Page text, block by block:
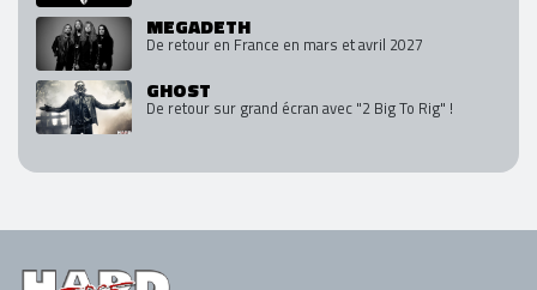
MEGADETH
De retour en France en mars et avril 2027
GHOST
De retour sur grand écran avec "2 Big To Rig" !